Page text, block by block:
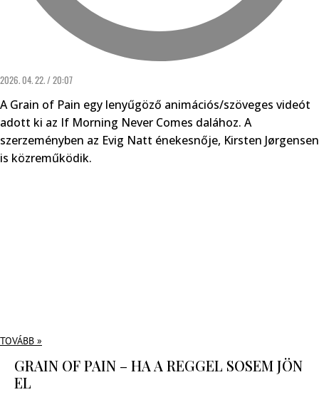
2026. 04. 22. / 20:07
A Grain of Pain egy lenyűgöző animációs/szöveges videót
adott ki az If Morning Never Comes dalához. A
szerzeményben az Evig Natt énekesnője, Kirsten Jørgensen
is közreműködik.
TOVÁBB »
GRAIN OF PAIN – HA A REGGEL SOSEM JÖN
EL